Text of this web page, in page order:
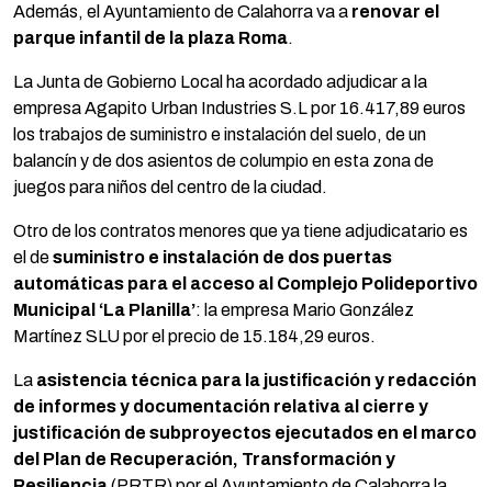
Además, el Ayuntamiento de Calahorra va a renovar el
parque infantil de la plaza Roma.
La Junta de Gobierno Local ha acordado adjudicar a la
empresa Agapito Urban Industries S.L por 16.417,89 euros
los trabajos de suministro e instalación del suelo, de un
balancín y de dos asientos de columpio en esta zona de
juegos para niños del centro de la ciudad.
Otro de los contratos menores que ya tiene adjudicatario es
el desuministro e instalación de dos puertas
automáticas para el acceso al Complejo Polideportivo
Municipal ‘La Planilla’: la empresa Mario González
Martínez SLU por el precio de 15.184,29 euros.
La asistencia técnica para la justificación y redacción
de informes y documentación relativa al cierre y
justificación de subproyectos ejecutados en el marco
del Plan de Recuperación, Transformación y